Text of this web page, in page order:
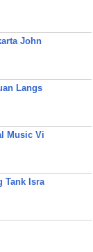
John
Langs
Music Vi
Tank Isra